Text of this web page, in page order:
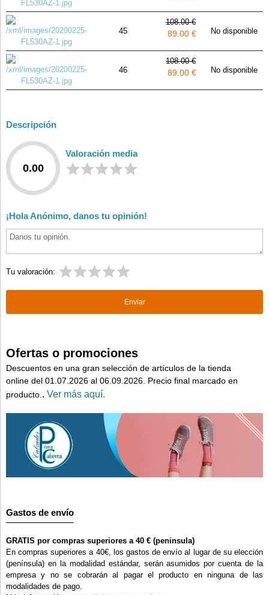
45
108.00 €
89.00 € No disponible
46
108.00 €
89.00 € No disponible
Descripción
0.00
Valoración media
¡Hola Anónimo, danos tu opinión!
Tu valoración:
Ofertas o promociones
Descuentos en una gran selección de artículos de la tienda
online del 01.07.2026 al 06.09.2026. Precio final marcado en
producto. . Ver más aquí.
Gastos de envío
GRATIS por compras superiores a 40 € (peninsula)
En compras superiores a 40€, los gastos de envío al lugar de su elección
(península) en la modalidad estándar, serán asumidos por cuenta de la
empresa y no se cobrarán al pagar el producto en ninguna de las
modalidades de pago.